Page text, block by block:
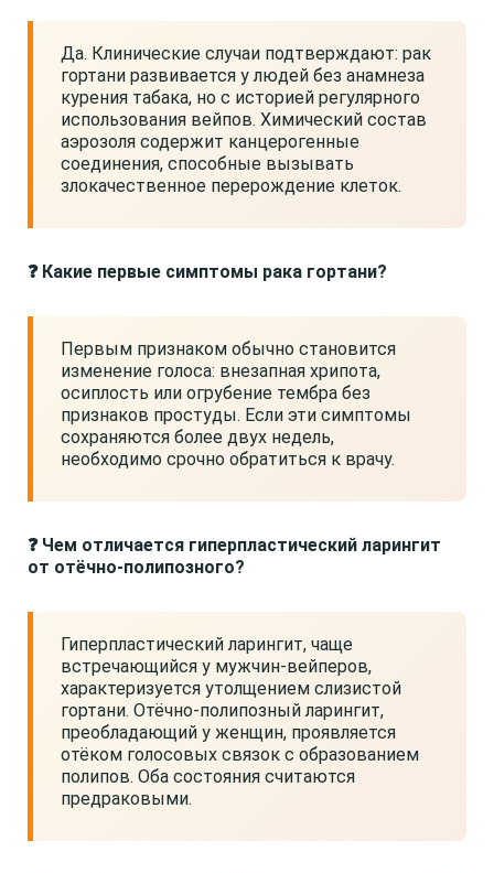
Да. Клинические случаи подтверждают: рак
гортани развивается у людей без анамнеза
курения табака, но с историей регулярного
использования вейпов. Химический состав
аэрозоля содержит канцерогенные
соединения, способные вызывать
злокачественное перерождение клеток.
❓ Какие первые симптомы рака гортани?
Первым признаком обычно становится
изменение голоса: внезапная хрипота,
осиплость или огрубение тембра без
признаков простуды. Если эти симптомы
сохраняются более двух недель,
необходимо срочно обратиться к врачу.
❓ Чем отличается гиперпластический ларингит
от отёчно-полипозного?
Гиперпластический ларингит, чаще
встречающийся у мужчин-вейперов,
характеризуется утолщением слизистой
гортани. Отёчно-полипозный ларингит,
преобладающий у женщин, проявляется
отёком голосовых связок с образованием
полипов. Оба состояния считаются
предраковыми.